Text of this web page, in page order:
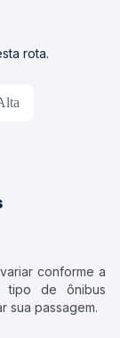
rota.
conforme a
tipo de ônibus
sua passagem.